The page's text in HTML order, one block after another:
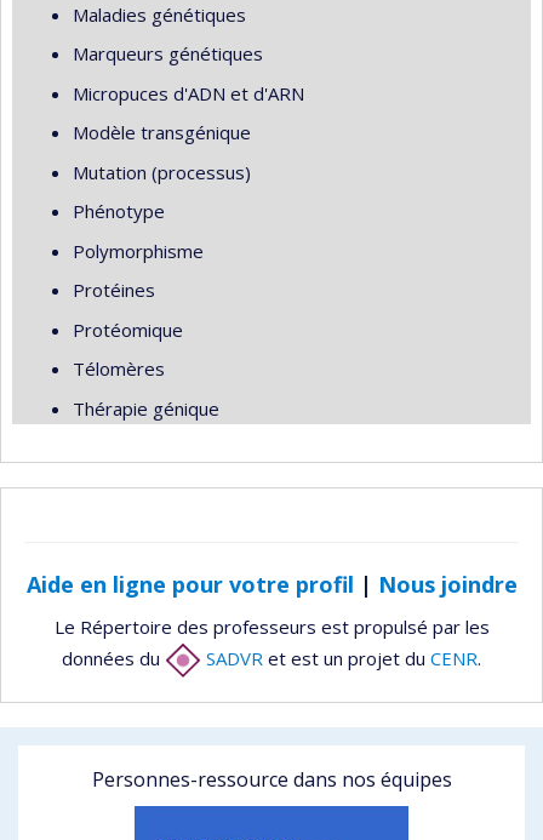
Maladies génétiques
Marqueurs génétiques
Micropuces d'ADN et d'ARN
Modèle transgénique
Mutation (processus)
Phénotype
Polymorphisme
Protéines
Protéomique
Télomères
Thérapie génique
Aide en ligne pour votre profil | Nous joindre
Le Répertoire des professeurs est propulsé par les
données du
SADVR et est un projet du CENR.
Personnes-ressource dans nos équipes